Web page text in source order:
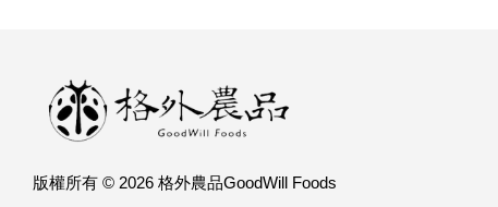
版權所有 © 2026 格外農品GoodWill Foods